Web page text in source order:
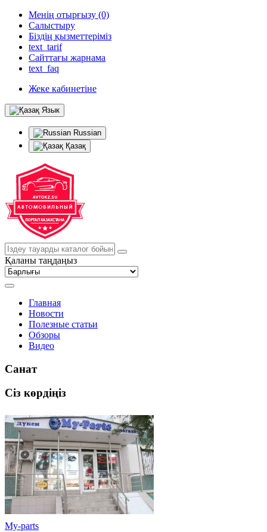
Менің отырғызу (0)
Салыстыру
Біздің қызметтеріміз
text_tarif
Сайттағы жарнама
text_faq
Жеке кабинетіне
Язык
Russian
Қазақ
Қаланы таңдаңыз
Главная
Новости
Полезные статьи
Обзоры
Видео
Санат
Сіз көрдіңіз
My-parts